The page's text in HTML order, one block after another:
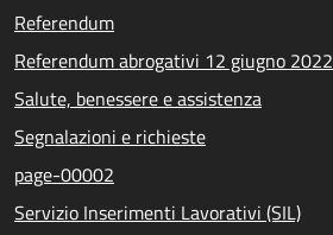
Referendum
Referendum abrogativi 12 giugno 2022
Salute, benessere e assistenza
Segnalazioni e richieste
page-00002
Servizio Inserimenti Lavorativi (SIL)